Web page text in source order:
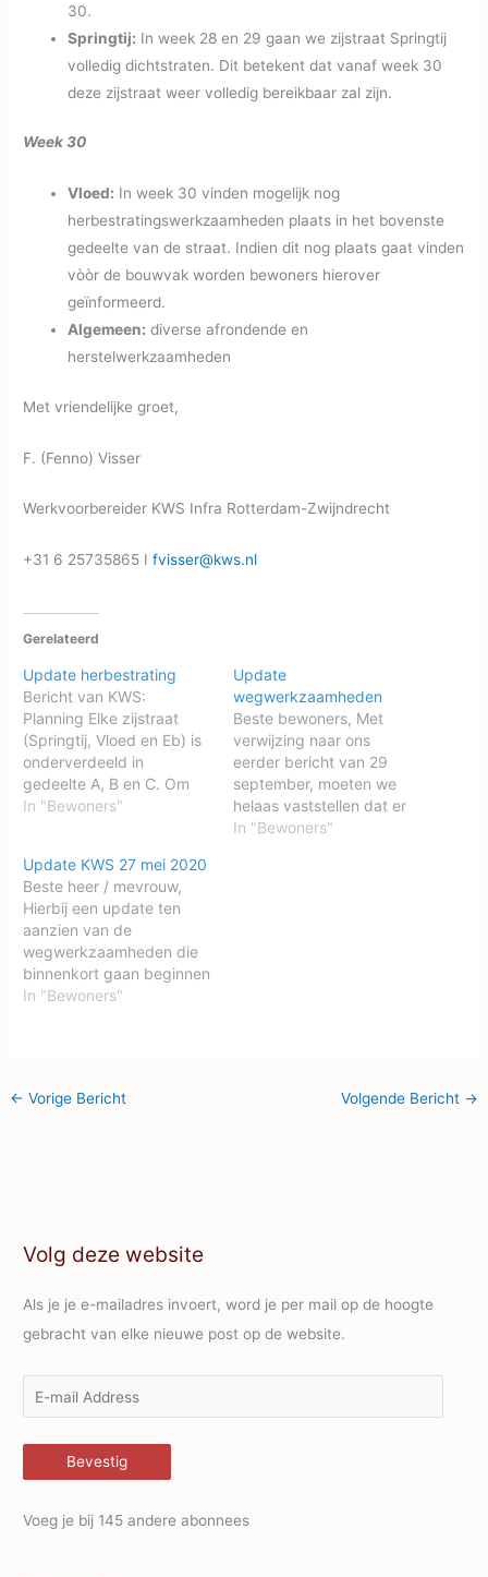
30.
Springtij: In week 28 en 29 gaan we zijstraat Springtij
volledig dichtstraten. Dit betekent dat vanaf week 30
deze zijstraat weer volledig bereikbaar zal zijn.
Week 30
Vloed: In week 30 vinden mogelijk nog
herbestratingswerkzaamheden plaats in het bovenste
gedeelte van de straat. Indien dit nog plaats gaat vinden
vòòr de bouwvak worden bewoners hierover
geïnformeerd.
Algemeen: diverse afrondende en
herstelwerkzaamheden
Met vriendelijke groet,
F. (Fenno) Visser
Werkvoorbereider KWS Infra Rotterdam-Zwijndrecht
+31 6 25735865 Ifvisser@kws.nl
Gerelateerd
Update herbestrating
Bericht van KWS:
Planning Elke zijstraat
(Springtij, Vloed en Eb) is
onderverdeeld in
gedeelte A, B en C. Om
gedeelte B en C in de
schatting nog ca. 2 à 3
weken bezig (afhankelijk
van in welke zijstraat u
woont). Daarbij is…
In "Bewoners"
Update
wegwerkzaamheden
Beste bewoners, Met
verwijzing naar ons
eerder bericht van 29
september, moeten we
helaas vaststellen dat er
nog geen duidelijkheid is
In "Bewoners"
Update KWS 27 mei 2020
Beste heer / mevrouw,
Hierbij een update ten
aanzien van de
wegwerkzaamheden die
binnenkort gaan beginnen
in Plan Tij Dordrecht. De
met diverse
In "Bewoners"
← Vorige Bericht Volgende Bericht →
Volg deze website
Als je je e-mailadres invoert, word je per mail op de hoogte
gebracht van elke nieuwe post op de website.
-
m
a
Bevestig
Voeg je bij 145 andere abonnees